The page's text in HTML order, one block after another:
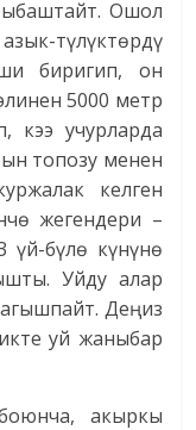
Ошол
түлүктөрдү
биригип, он
5000 метр
кээ учурларда
топозу менен
келген
жегендери –
үй-бүлө күнүнө
Уйду алар
Деңиз
уй жаныбар
акыркы